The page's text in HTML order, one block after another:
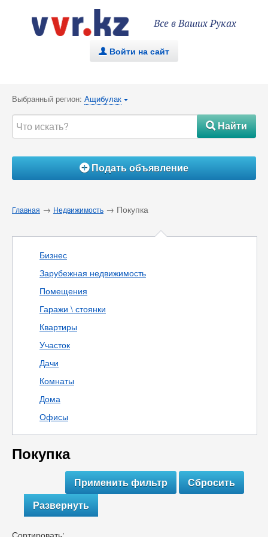
Все в Ваших Руках
. Войти на сайт
Выбранный регион: Ащибулак {
#Найти
ÁПодать объявление
Главная → Недвижимость → Покупка
Бизнес
Зарубежная недвижимость
Помещения
Гаражи \ стоянки
Квартиры
Участок
Дачи
Комнаты
Дома
Офисы
Покупка
Развернуть
Сортировать: